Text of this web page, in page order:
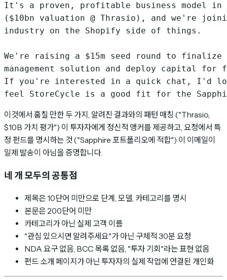
It's a proven, profitable business model in
($10bn valuation @ Thrasio), and we're
industry on the Shopify side of things.
We're raising a $15m seed round to finalize
management solution and deploy capital
If you're interested in a quick chat, I'd
이것에서 훔칠 만한 두 가지, 알려진 결과와의 패턴 매칭 ("Thrasio,
$10B 가치 평가") 이 투자자에게 정신적 앵커를 제공하고, 요청에서 특
정 펀드를 명시하는 것 ("Sapphire 포트폴리오에 적합") 이 이메일이
일제 발송이 아님을 증명합니다.
네 개 모두의 공통점
제목은 10단어 미만으로 단계, 모델, 카테고리를 명시
본문은 200단어 미만
카테고리가 아닌 실제 고객 이름
"관심 있으시면 알려주세요"가 아닌 구체적 30분 요청
NDA 요구 없음, BCC 목록 없음, "투자 기회"라는 표현 없음
펀드 소개 페이지가 아닌 투자자의 실제 작업에 연결된 개인화